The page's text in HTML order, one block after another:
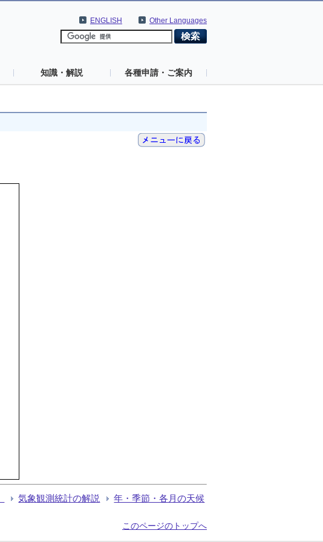
Other Languages
ENGLISH
知識・解説 各種申請・ご案内
気象観測統計の解説 年・季節・各月の天候
このページのトップへ